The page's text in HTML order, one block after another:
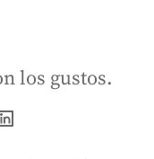
los gustos.